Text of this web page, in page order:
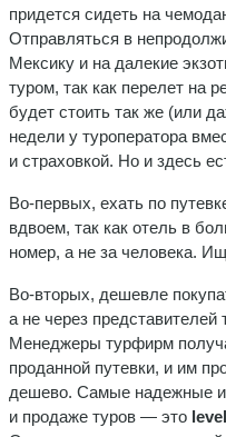
придется сидеть на
Отправляться в
Мексику и на далекие
туром, так как перелет на
будет стоить так же (или
недели у туроператора
и страховкой. Но и здесь
Во-первых, ехать по
вдвоем, так как отель в
номер, а не за человека.
Во-вторых, дешевле
а не через представителей
Менеджеры турфирм
проданной путевки, и им
дешево. Самые надежные и
и продаже туров — это